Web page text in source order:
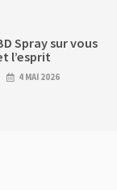
Spray sur vous
l’esprit
4 MAI 2026